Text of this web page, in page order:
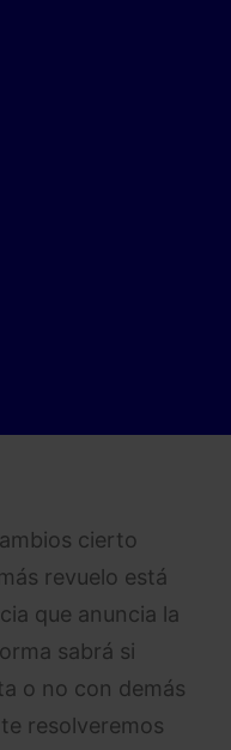
cierto
revuelo está
que anuncia la
sabrá si
o no con demás
resolveremos